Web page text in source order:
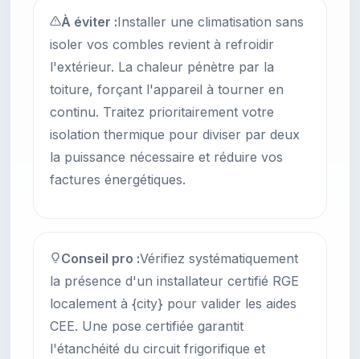
À éviter :Installer une climatisation sans
isoler vos combles revient à refroidir
l'extérieur. La chaleur pénètre par la
toiture, forçant l'appareil à tourner en
continu. Traitez prioritairement votre
isolation thermique pour diviser par deux
la puissance nécessaire et réduire vos
factures énergétiques.
Conseil pro :Vérifiez systématiquement
la présence d'un installateur certifié RGE
localement à {city} pour valider les aides
CEE. Une pose certifiée garantit
l'étanchéité du circuit frigorifique et